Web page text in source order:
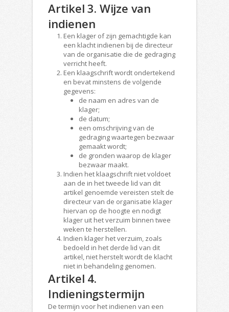
Artikel 3. Wijze van
indienen
Een klager of zijn gemachtigde kan
een klacht indienen bij de directeur
van de organisatie die de gedraging
verricht heeft.
Een klaagschrift wordt ondertekend
en bevat minstens de volgende
gegevens:
de naam en adres van de
klager;
de datum;
een omschrijving van de
gedraging waartegen bezwaar
gemaakt wordt;
de gronden waarop de klager
bezwaar maakt.
Indien het klaagschrift niet voldoet
aan de in het tweede lid van dit
artikel genoemde vereisten stelt de
directeur van de organisatie klager
hiervan op de hoogte en nodigt
klager uit het verzuim binnen twee
weken te herstellen.
Indien klager het verzuim, zoals
bedoeld in het derde lid van dit
artikel, niet herstelt wordt de klacht
niet in behandeling genomen.
Artikel 4.
Indieningstermijn
De termijn voor het indienen van een